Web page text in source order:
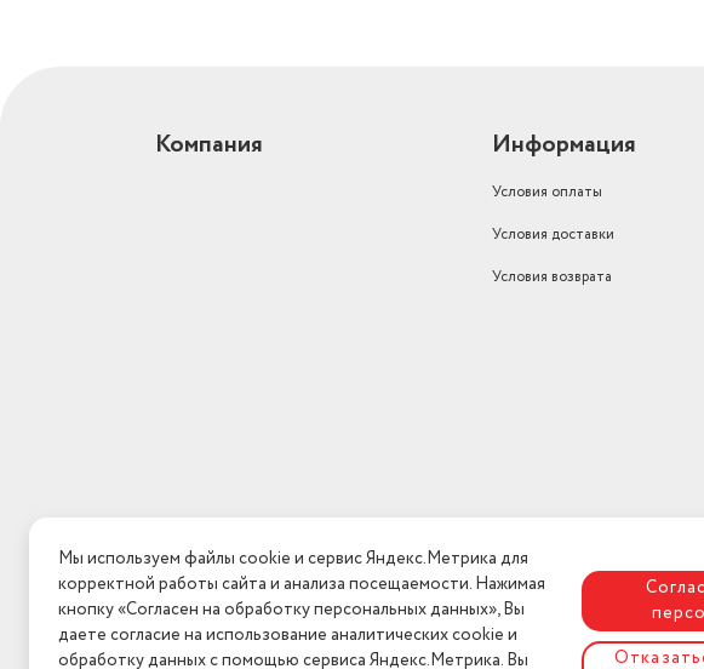
Компания Информация
Условия оплаты
Условия доставки
Условия возврата
Мы используем файлы cookie и сервис Яндекс.Метрика для
корректной работы сайта и анализа посещаемости. Нажимая
кнопку «Согласен на обработку персональных данных», Вы
даете согласие на использование аналитических cookie и
обработку данных с помощью сервиса Яндекс.Метрика. Вы